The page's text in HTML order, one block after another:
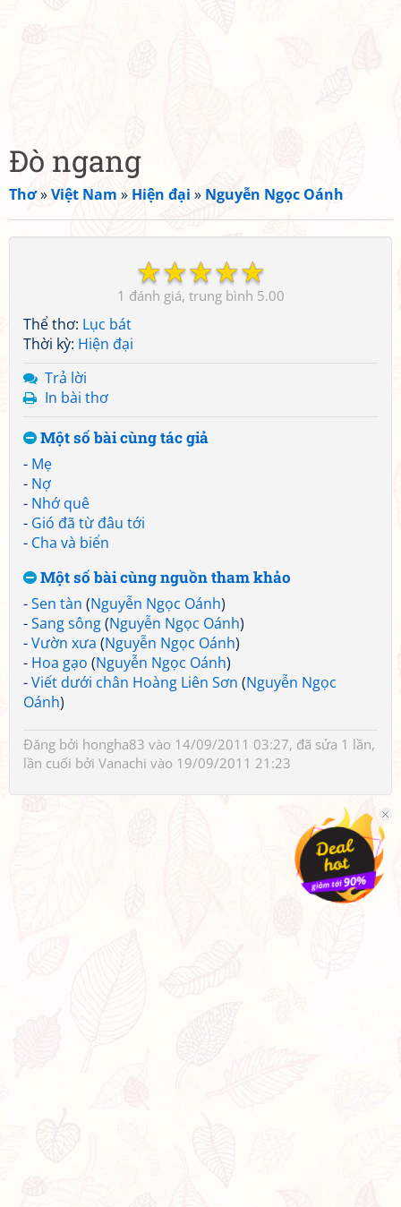
Đò ngang
Thơ»Việt Nam » Hiện đại » Nguyễn Ngọc Oánh
☆
☆
☆
☆
☆
1 5.00
Thể thơ: Lục bát
Thời kỳ: Hiện đại
Trả lời
In bài thơ
Một số bài cùng tác giả
- Mẹ
- Nợ
- Nhớ quê
- Gió đã từ đâu tới
- Cha và biển
Một số bài cùng nguồn tham khảo
-Sen tàn (Nguyễn Ngọc Oánh)
-Sang sông(Nguyễn Ngọc Oánh)
-Vườn xưa (Nguyễn Ngọc Oánh)
- Hoa gạo (Nguyễn Ngọc Oánh)
-Viết dưới chân Hoàng Liên Sơn (Nguyễn Ngọc
Oánh)
Đăng bởi hongha83 vào 14/09/2011 03:27, đã sửa 1 lần,
lần cuối bởi Vanachi vào 19/09/2011 21:23